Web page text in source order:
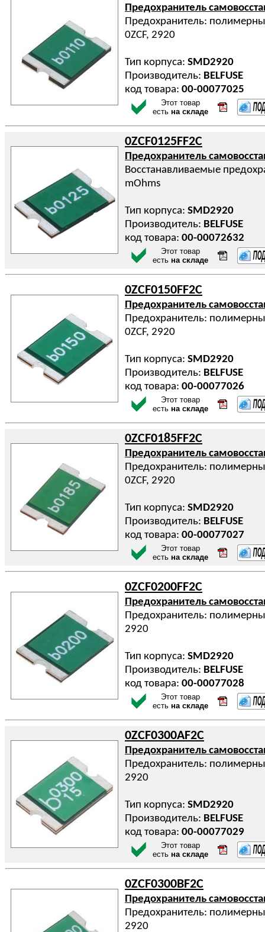
Предохранитель
Предохранитель:
0ZCF, 2920
Тип корпуса: SMD2920
Производитель: BELFUSE
код товара: 00-00077025
Этот товар
есть на складе
0ZCF0125FF2C
Предохранитель
Восстанавливаемые
mOhms
Тип корпуса: SMD2920
Производитель: BELFUSE
код товара: 00-00072632
Этот товар
есть на складе
0ZCF0150FF2C
Предохранитель
Предохранитель:
0ZCF, 2920
Тип корпуса: SMD2920
Производитель: BELFUSE
код товара: 00-00077026
Этот товар
есть на складе
0ZCF0185FF2C
Предохранитель
Предохранитель:
0ZCF, 2920
Тип корпуса: SMD2920
Производитель: BELFUSE
код товара: 00-00077027
Этот товар
есть на складе
0ZCF0200FF2C
Предохранитель
Предохранитель:
2920
Тип корпуса: SMD2920
Производитель: BELFUSE
код товара: 00-00077028
Этот товар
есть на складе
0ZCF0300AF2C
Предохранитель
Предохранитель:
2920
Тип корпуса: SMD2920
Производитель: BELFUSE
код товара: 00-00077029
Этот товар
есть на складе
0ZCF0300BF2C
Предохранитель
Предохранитель:
2920